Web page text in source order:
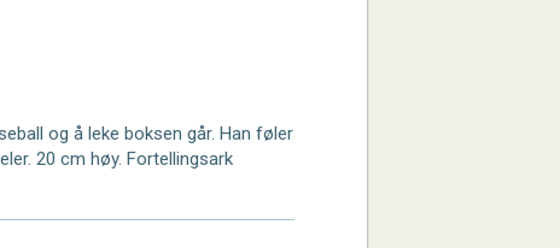
og å leke boksen går. Han føler
20 cm høy. Fortellingsark